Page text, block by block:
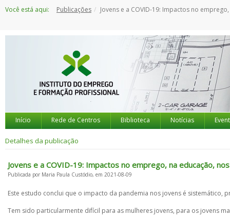
paraVocê está aqui: Publicações Jovens e a COVID-19: Impactos no emprego, na educação, nos direitos e no bem-estar
Início Rede de Centros Biblioteca Notícias
Detalhes da publicação
Jovens e a COVID-19: Impactos no emprego, na educação,
Publicada por Maria Paula Custódio, em 2021-08-09
Este estudo conclui que o impacto da pandemia nos jovens é sistemático,
Tem sido particularmente difícil para as mulheres jovens, para os jovens